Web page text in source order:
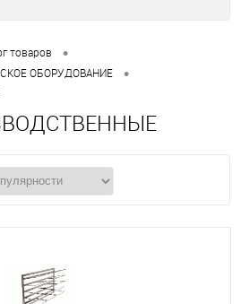
товаров •
ОБОРУДОВАНИЕ •